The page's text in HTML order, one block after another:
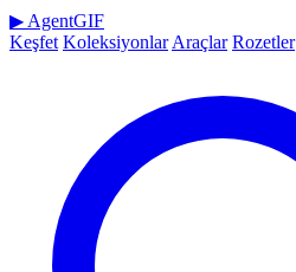
▶ AgentGIF
Keşfet Koleksiyonlar Araçlar Rozetler